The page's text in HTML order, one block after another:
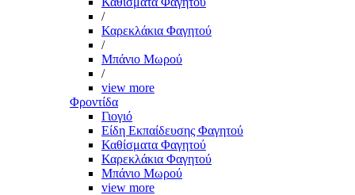
/
Καρεκλάκια Φαγητού
/
Μπάνιο Μωρού
/
view more
Φροντίδα
Γιογιό
Είδη Εκπαίδευσης Φαγητού
Καθίσματα Φαγητού
Καρεκλάκια Φαγητού
Μπάνιο Μωρού
view more